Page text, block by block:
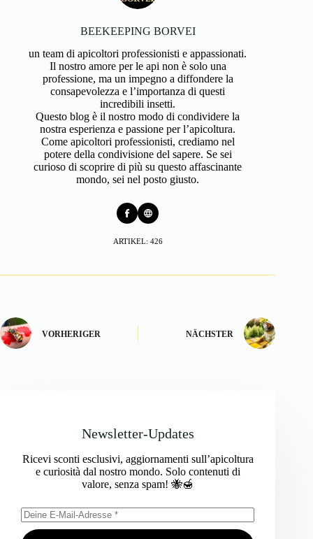
BEEKEEPING BORVEI
un team di apicoltori professionisti e appassionati.
Il nostro amore per le api non è solo una
professione, ma un impegno a diffondere la
consapevolezza e l’importanza di questi
incredibili insetti.
Questo blog è il nostro modo di condividere la
nostra esperienza e passione per l’apicoltura.
Come apicoltori professionisti, crediamo nel
potere della condivisione del sapere. Se sei
curioso di scoprire di più su questo affascinante
mondo, sei nel posto giusto.
ARTIKEL: 426
VORHERIGER NÄCHSTER
Newsletter-Updates
Ricevi sconti esclusivi, aggiornamenti sull’apicoltura
e curiosità dal nostro mondo. Solo contenuti di
valore, senza spam! 🐝🍯